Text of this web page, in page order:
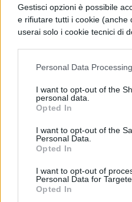
Gestisci opzioni è possibile
e rifiutare tutti i cookie (anche
userai solo i cookie tecnici di
Personal Data
I want to opt-out of the
personal data.
Opted In
I want to opt-out of the
Personal Data.
Opted In
I want to opt-out of
Personal Data for
Opted In
anche dalla
facile capire che
disimpegno dalle
TI POTREBBE
PERIODO CLASSICO